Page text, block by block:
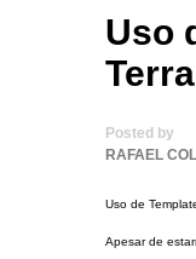
Uso
Posted by
RAFAEL
Uso de
Apesar de